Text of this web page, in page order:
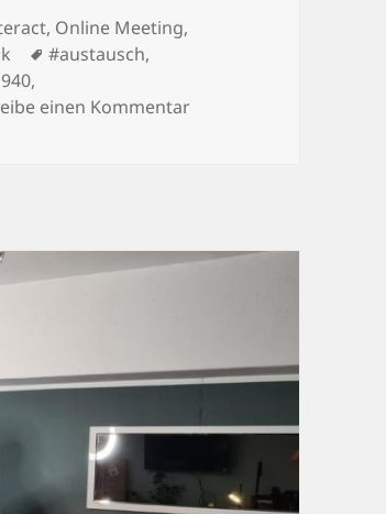
, Online Meeting,
Schlagwörter
#austausch,
,
einen Kommentarzu Mit Bestseller-Autor